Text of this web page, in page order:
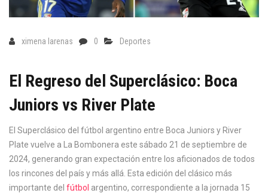
ximena larenas 0 Deportes
El Regreso del Superclásico: Boca
Juniors vs River Plate
El Superclásico del fútbol argentino entre Boca Juniors y River
Plate vuelve a La Bombonera este sábado 21 de septiembre de
2024, generando gran expectación entre los aficionados de todos
los rincones del país y más allá. Esta edición del clásico más
importante del fútbol argentino, correspondiente a la jornada 15